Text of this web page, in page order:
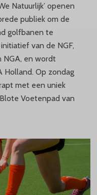
Natuurlijk’ openen
publiek om de
golfbanen te
van de NGF,
NGA, en wordt
Holland. Op zondag
met een uniek
Voetenpad van